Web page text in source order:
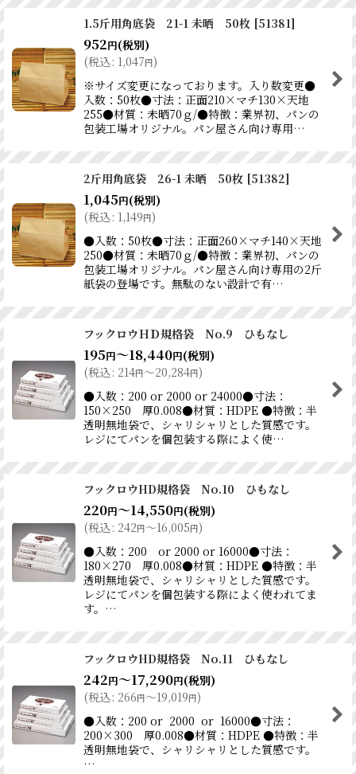
1.5斤用角底袋 21-1 未晒 50枚 [51381]
952円(税別)
(税込: 1,047円)
※サイズ変更になっております。入り数変更●
入数：50枚●寸法：正面210×マチ130×天地
255●材質：未晒70ｇ/●特徴：業界初、パンの
包装工場オリジナル。パン屋さん向け専用…
2斤用角底袋 26-1 未晒 50枚 [51382]
1,045円(税別)
(税込: 1,149円)
●入数：50枚●寸法：正面260×マチ140×天地
250●材質：未晒70ｇ/●特徴：業界初、パンの
包装工場オリジナル。パン屋さん向け専用の2斤
紙袋の登場です。無駄のない設計で有…
フックロウＨＤ規格袋 No.9 ひもなし
195円～18,440円(税別)
(税込: 214円～20,284円)
●入数：200 or 2000 or 24000●寸法：
150×250 厚0.008●材質：HDPE ●特徴：半
透明無地袋で、シャリシャリとした質感です。
レジにてパンを個包装する際によく使…
フックロウHD規格袋 No.10 ひもなし
220円～14,550円(税別)
(税込: 242円～16,005円)
●入数：200 or 2000 or 16000●寸法：
180×270 厚0.008●材質：HDPE ●特徴：半
透明無地袋で、シャリシャリとした質感です。
レジにてパンを個包装する際によく使われてま
す。…
フックロウHD規格袋 No.11 ひもなし
242円～17,290円(税別)
(税込: 266円～19,019円)
●入数：200 or 2000 or 16000●寸法：
200×300 厚0.008●材質：HDPE ●特徴：半
透明無地袋で、シャリシャリとした質感です。
…